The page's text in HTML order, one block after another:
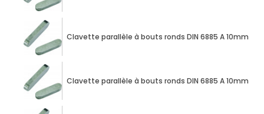
Clavette parallèle à bouts ronds DIN 6885 A 10mm X
Clavette parallèle à bouts ronds DIN 6885 A 10mm X